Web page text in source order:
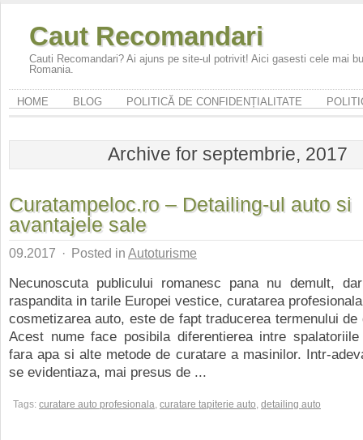
Caut Recomandari
Cauti Recomandari? Ai ajuns pe site-ul potrivit! Aici gasesti cele mai
Romania.
HOME BLOG POLITICĂ DE CONFIDENȚIALITATE
Archive for septembrie, 2017
Curatampeloc.ro – Detailing-ul auto si
avantajele sale
09.2017 · Posted in Autoturisme
Necunoscuta publicului romanesc pana nu demult,
raspandita in tarile Europei vestice, curatarea
cosmetizarea auto, este de fapt traducerea termenului de
Acest nume face posibila diferentierea intre
fara apa si alte metode de curatare a masinilor. Intr-
se evidentiaza, mai presus de ...
Tags: curatare auto profesionala, curatare tapiterie auto, detailing auto